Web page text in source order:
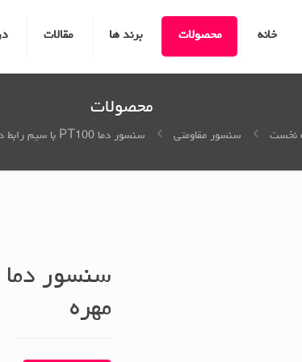
خانه محصولات برند ها مقالات
محصولات
نخست سنسور مقاومتی سنسور دما PT100 با سیم رابط دارای دنده و مهره
مهره